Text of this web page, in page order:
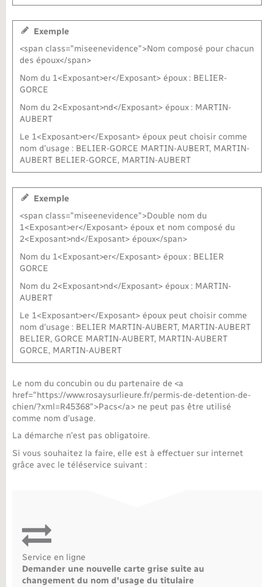
Exemple
<span class="miseenevidence">Nom composé pour chacun
des époux</span>
Nom du 1<Exposant>er</Exposant> époux : BELIER-
GORCE
Nom du 2<Exposant>nd</Exposant> époux : MARTIN-
AUBERT
Le 1<Exposant>er</Exposant> époux peut choisir comme
nom d'usage : BELIER-GORCE MARTIN-AUBERT, MARTIN-
AUBERT BELIER-GORCE, MARTIN-AUBERT
Exemple
<span class="miseenevidence">Double nom du
1<Exposant>er</Exposant> époux et nom composé du
2<Exposant>nd</Exposant> époux</span>
Nom du 1<Exposant>er</Exposant> époux : BELIER
GORCE
Nom du 2<Exposant>nd</Exposant> époux : MARTIN-
AUBERT
Le 1<Exposant>er</Exposant> époux peut choisir comme
nom d'usage : BELIER MARTIN-AUBERT, MARTIN-AUBERT
BELIER, GORCE MARTIN-AUBERT, MARTIN-AUBERT
GORCE, MARTIN-AUBERT
Le nom du concubin ou du partenaire de <a
href="https://www.rosaysurlieure.fr/permis-de-detention-de-
chien/?xml=R45368">Pacs</a> ne peut pas être utilisé
comme nom d'usage.
La démarche n'est pas obligatoire.
Si vous souhaitez la faire, elle est à effectuer sur internet
grâce avec le téléservice suivant :
Service en ligne
Demander une nouvelle carte grise suite au
changement du nom d'usage du titulaire